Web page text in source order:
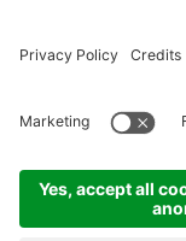
Credits
Sitemap
Partner
Come